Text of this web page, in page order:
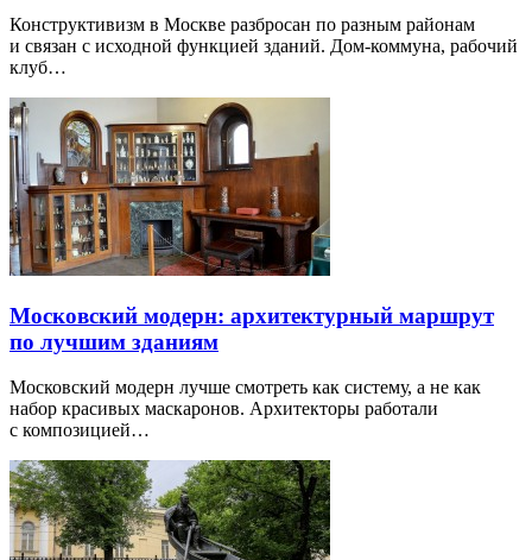
Конструктивизм в Москве разбросан по разным районам
и связан с исходной функцией зданий. Дом-коммуна, рабочий
клуб…
Московский модерн: архитектурный маршрут
по лучшим зданиям
Московский модерн лучше смотреть как систему, а не как
набор красивых маскаронов. Архитекторы работали
с композицией…